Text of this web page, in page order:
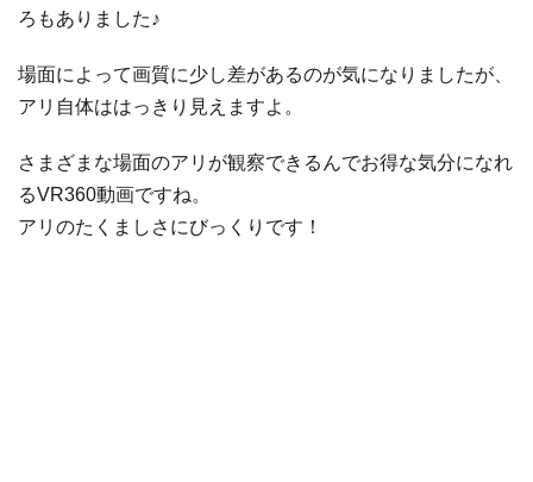
ろもありました♪
場面によって画質に少し差があるのが気になりましたが、
アリ自体ははっきり見えますよ。
さまざまな場面のアリが観察できるんでお得な気分になれ
るVR360動画ですね。
アリのたくましさにびっくりです！